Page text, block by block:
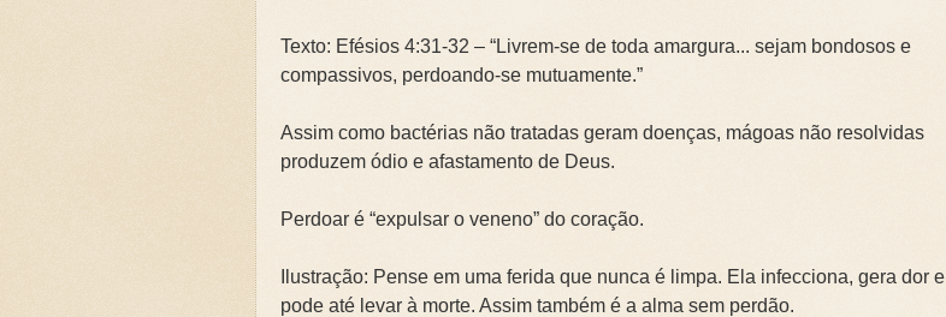
Texto: Efésios 4:31-32 – “Livrem-se de toda amargura... sejam bondosos e
compassivos, perdoando-se mutuamente.”
Assim como bactérias não tratadas geram doenças, mágoas não resolvidas
produzem ódio e afastamento de Deus.
Perdoar é “expulsar o veneno” do coração.
Ilustração: Pense em uma ferida que nunca é limpa. Ela infecciona, gera dor e
pode até levar à morte. Assim também é a alma sem perdão.